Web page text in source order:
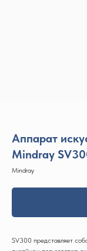
Аппарат
Mindray
Mindray
SV300 представляет